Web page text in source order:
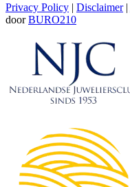
Privacy Policy | Disclaimer|
doorBURO210